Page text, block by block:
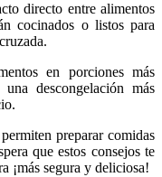
directo entre alimentos
cocinados o listos para
en porciones más
descongelación más
preparar comidas
que estos consejos te
¡más segura y deliciosa!